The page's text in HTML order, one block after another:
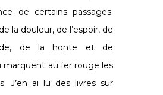
de certains passages.
la douleur, de l’espoir, de
de la honte et de
marquent au fer rouge les
J’en ai lu des livres sur